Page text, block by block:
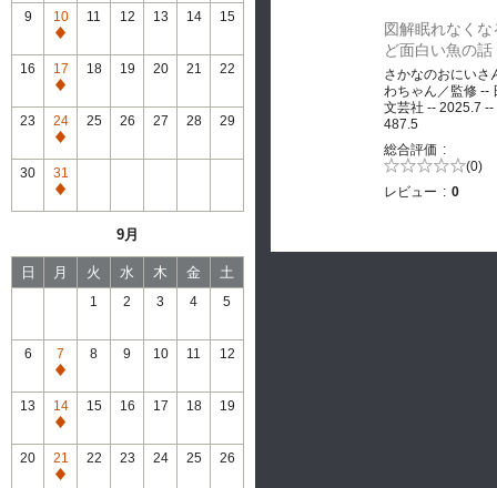
常
休
館
9
10
通
常
休
館
11 12 13 14 15
16
17
通
常
休
館
18 19 20 21 22
23
24
通
常
休
館
25 26 27 28 29
30
31
通
館
9月
日 月 火 水 木 金 土
1 2 3 4 5
6
7
通
常
休
館
8 9 10 11 12
13
14
通
常
休
15 16 17 18 19
20
21
通
22 23 24 25 26
図解眠れなくな
ど面白い魚の話
さかなのおにいさ
わちゃん／監修 --
文芸社 -- 2025.7 --
487.5
総合評価
5段階評価の (0)
レビュー
0